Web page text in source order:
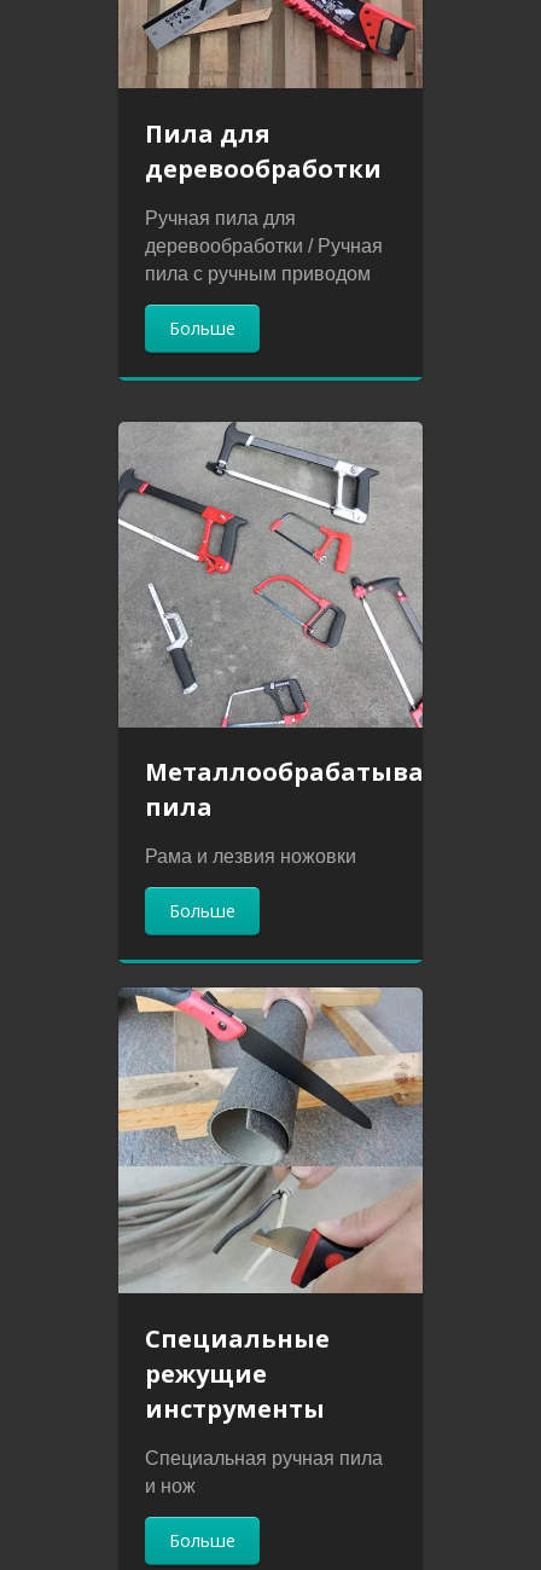
Пила для
деревообработки
Ручная пила для
деревообработки / Ручная
пила с ручным приводом
Больше
Металлообрабатывающая
пила
Рама и лезвия ножовки
Больше
Специальные
режущие
инструменты
Специальная ручная пила
и нож
Больше